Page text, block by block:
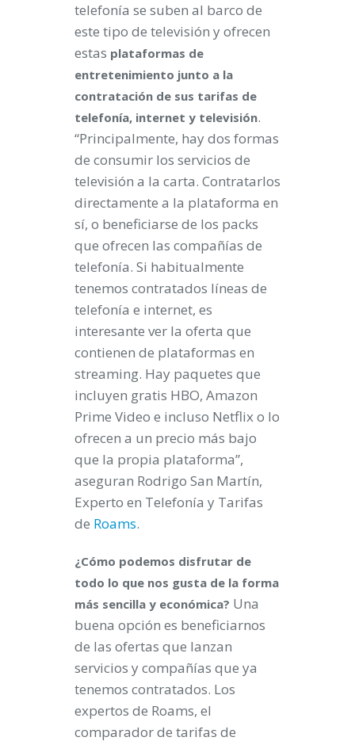
telefonía se suben al barco de
este tipo de televisión y ofrecen
estas plataformas de
entretenimiento junto a la
contratación de sus tarifas de
telefonía, internet y televisión.
“Principalmente, hay dos formas
de consumir los servicios de
televisión a la carta. Contratarlos
directamente a la plataforma en
sí, o beneficiarse de los packs
que ofrecen las compañías de
telefonía. Si habitualmente
tenemos contratados líneas de
telefonía e internet, es
interesante ver la oferta que
contienen de plataformas en
streaming. Hay paquetes que
incluyen gratis HBO, Amazon
Prime Video e incluso Netflix o lo
ofrecen a un precio más bajo
que la propia plataforma”,
aseguran Rodrigo San Martín,
Experto en Telefonía y Tarifas
de Roams.
¿Cómo podemos disfrutar de
todo lo que nos gusta de la forma
más sencilla y económica? Una
buena opción es beneficiarnos
de las ofertas que lanzan
servicios y compañías que ya
tenemos contratados. Los
expertos de Roams, el
comparador de tarifas de